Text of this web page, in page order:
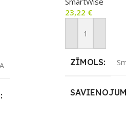
eWeLink)
23,22 €
Pievienot Grozam
ZĪMOLS